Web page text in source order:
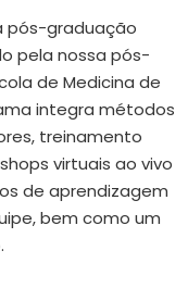
pós-graduação
pela nossa pós-
de Medicina de
integra métodos
treinamento
virtuais ao vivo
de aprendizagem
bem como um